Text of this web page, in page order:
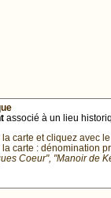
associé à un lieu
carte et cliquez avec
carte : dénomination
Coeur", "Manoir de